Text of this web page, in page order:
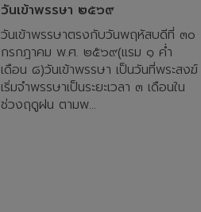
วันเข้าพรรษา ๒๕๖๙
วันเข้าพรรษาตรงกับวันพฤหัสบดีที่ ๓๐
กรกฎาคม พ.ศ. ๒๕๖๙(แรม ๑ ค่ำ
เดือน ๘)วันเข้าพรรษา เป็นวันที่พระสงฆ์
เริ่มจำพรรษาเป็นระยะเวลา ๓ เดือนใน
ช่วงฤดูฝน ตามพ...